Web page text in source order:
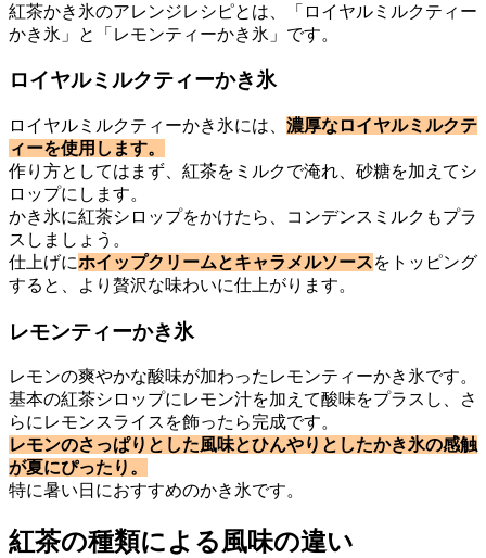
紅茶かき氷のアレンジレシピとは、「ロイヤルミルクティー
かき氷」と「レモンティーかき氷」です。
ロイヤルミルクティーかき氷
ロイヤルミルクティーかき氷には、 濃厚なロイヤルミルクテ
ィーを使用します。
作り方としてはまず、紅茶をミルクで淹れ、砂糖を加えてシ
ロップにします。
かき氷に紅茶シロップをかけたら、コンデンスミルクもプラ
スしましょう。
仕上げにホイップクリームとキャラメルソースをトッピング
すると、より贅沢な味わいに仕上がります。
レモンティーかき氷
レモンの爽やかな酸味が加わったレモンティーかき氷です。
基本の紅茶シロップにレモン汁を加えて酸味をプラスし、さ
らにレモンスライスを飾ったら完成です。
レモンのさっぱりとした風味とひんやりとしたかき氷の感触
が夏にぴったり。
特に暑い日におすすめのかき氷です。
紅茶の種類による風味の違い